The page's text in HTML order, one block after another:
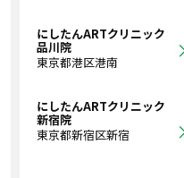
にしたんARTクリニック
品川院
東京都港区港南
にしたんARTクリニック
新宿院
東京都新宿区新宿